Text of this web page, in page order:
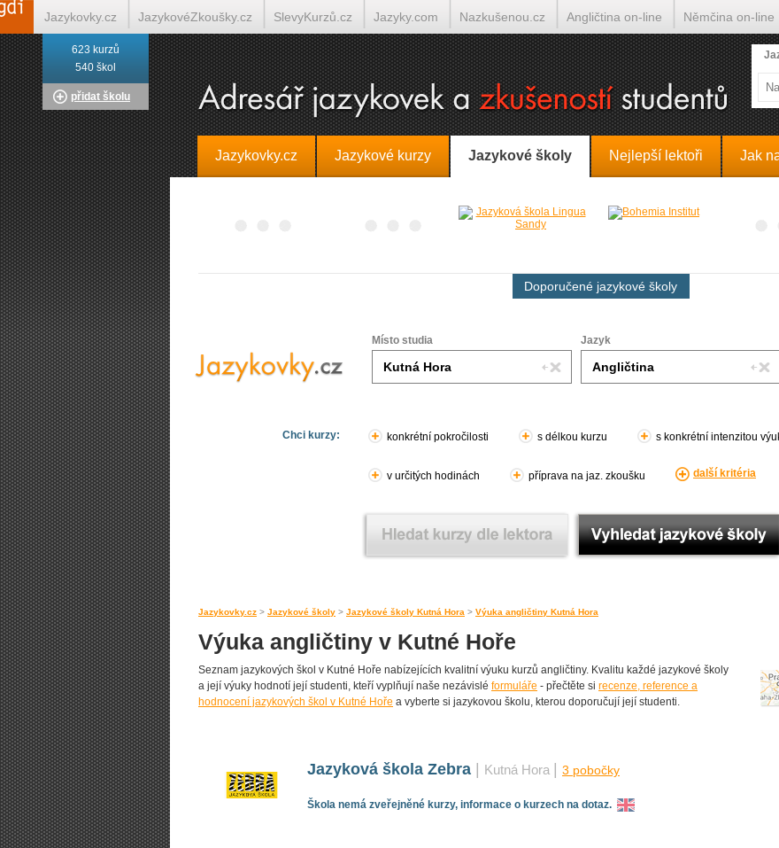
Jazykovky.cz Jazykové kurzy Jazykové školy Nejlepší lektoři Jak
Doporučené jazykové školy
Místo studia Jazyk
Chci kurzy: konkrétní pokročilosti s délkou kurzu s konkrétní intenzitou
v určitých hodinách příprava na jaz. zkoušku další kritéria
Jazykovky.cz > Jazykové školy > Jazykové školy Kutná Hora > Výuka angličtiny Kutná Hora
Výuka angličtiny v Kutné Hoře
Seznam jazykových škol v Kutné Hoře nabízejících kvalitní výuku kurzů angličtiny. Kvalitu každé jazykové školy
a její výuky hodnotí její studenti, kteří vyplňují naše nezávislé formuláře - přečtěte si recenze, reference a
hodnocení jazykových škol v Kutné Hoře a vyberte si jazykovou školu, kterou doporučují její studenti.
Jazyková škola Zebra Kutná Hora 3 pobočky
Škola nemá zveřejněné kurzy, informace o kurzech na dotaz.
623 kurzů
540 škol
přidat školu
Jazykovky.cz JazykovéZkoušky.cz SlevyKurzů.cz Jazyky.com Nazkušenou.cz Angličtina on-line Němčina on-line
Italština on-line Tlumočení-Překlady.cz Překládá.cz Tlumočí.cz